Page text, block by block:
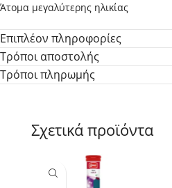
Άτομα μεγαλύτερης ηλικίας
Επιπλέον πληροφορίες
Τρόποι αποστολής
Τρόποι πληρωμής
Σχετικά προϊόντα